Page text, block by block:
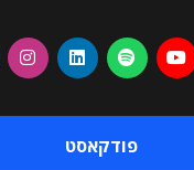
פודקאסט